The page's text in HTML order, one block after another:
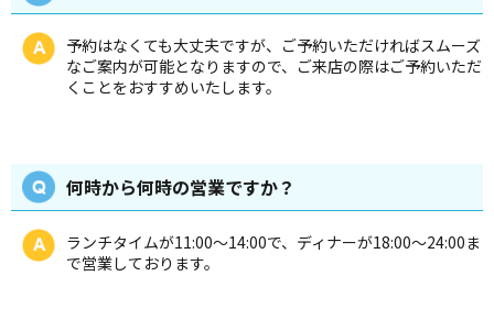
予約はなくても大丈夫ですが、ご予約いただければスムーズ
なご案内が可能となりますので、ご来店の際はご予約いただ
くことをおすすめいたします。
何時から何時の営業ですか？
ランチタイムが11:00～14:00で、ディナーが18:00～24:00ま
で営業しております。